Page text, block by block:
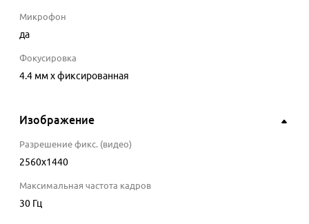
Микрофон
да
Фокусировка
4.4 мм x фиксированная
Изображение
Разрешение фикс. (видео)
2560x1440
Максимальная частота кадров
30 Гц